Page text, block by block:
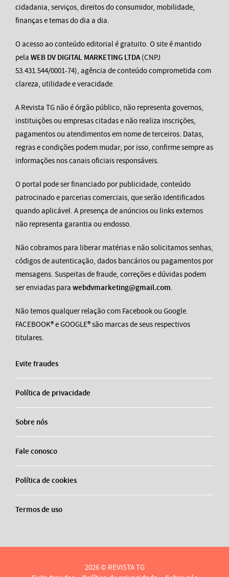
cidadania, serviços, direitos do consumidor, mobilidade,
finanças e temas do dia a dia.
O acesso ao conteúdo editorial é gratuito. O site é mantido
pela WEB DV DIGITAL MARKETING LTDA(CNPJ
53.431.544/0001-74), agência de conteúdo comprometida com
clareza, utilidade e veracidade.
A Revista TG não é órgão público, não representa governos,
instituições ou empresas citadas e não realiza inscrições,
pagamentos ou atendimentos em nome de terceiros. Datas,
regras e condições podem mudar; por isso, confirme sempre as
informações nos canais oficiais responsáveis.
O portal pode ser financiado por publicidade, conteúdo
patrocinado e parcerias comerciais, que serão identificados
quando aplicável. A presença de anúncios ou links externos
não representa garantia ou endosso.
Não cobramos para liberar matérias e não solicitamos senhas,
códigos de autenticação, dados bancários ou pagamentos por
mensagens. Suspeitas de fraude, correções e dúvidas podem
ser enviadas para webdvmarketing@gmail.com.
Não temos qualquer relação com Facebook ou Google.
FACEBOOK® e GOOGLE® são marcas de seus respectivos
titulares.
Evite fraudes
Política de privacidade
Sobre nós
Fale conosco
Política de cookies
Termos de uso
2026 © REVISTA TG